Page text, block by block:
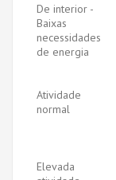
De interior -
Baixas
necessidades
de energia
Atividade
normal
Elevada